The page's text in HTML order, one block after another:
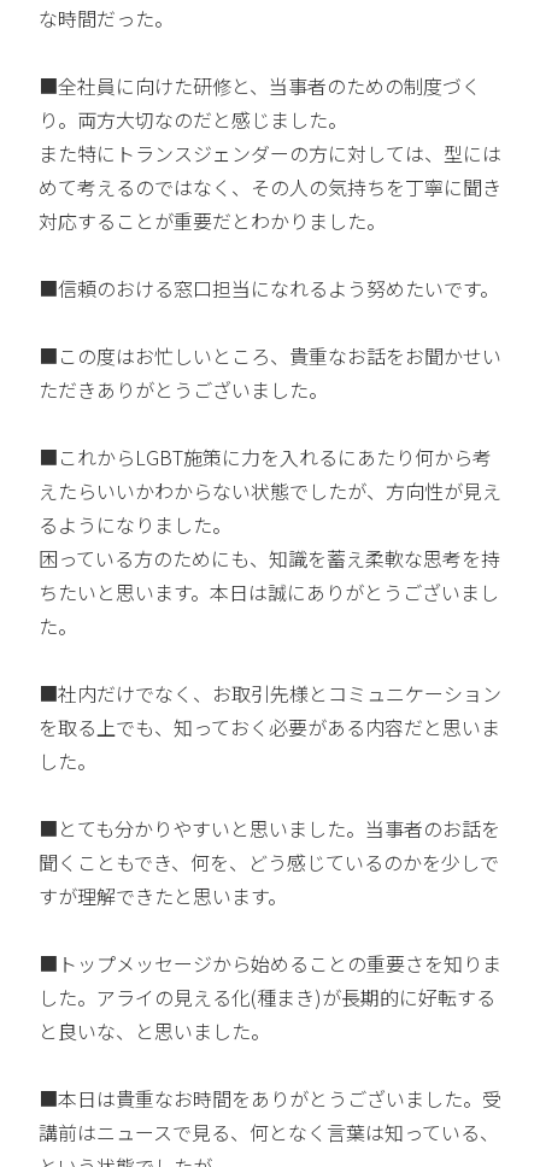
な時間だった。
■全社員に向けた研修と、当事者のための制度づく
り。両方大切なのだと感じました。
また特にトランスジェンダーの方に対しては、型には
めて考えるのではなく、その人の気持ちを丁寧に聞き
対応することが重要だとわかりました。
■信頼のおける窓口担当になれるよう努めたいです。
■この度はお忙しいところ、貴重なお話をお聞かせい
ただきありがとうございました。
■これからLGBT施策に力を入れるにあたり何から考
えたらいいかわからない状態でしたが、方向性が見え
るようになりました。
困っている方のためにも、知識を蓄え柔軟な思考を持
ちたいと思います。本日は誠にありがとうございまし
た。
■社内だけでなく、お取引先様とコミュニケーション
を取る上でも、知っておく必要がある内容だと思いま
した。
■とても分かりやすいと思いました。当事者のお話を
聞くこともでき、何を、どう感じているのかを少しで
すが理解できたと思います。
■トップメッセージから始めることの重要さを知りま
した。アライの見える化(種まき)が長期的に好転する
と良いな、と思いました。
■本日は貴重なお時間をありがとうございました。受
講前はニュースで見る、何となく言葉は知っている、